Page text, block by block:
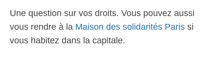
Une question sur vos droits. Vous pouvez aussi
vous rendre à la Maison des solidarités Paris si
vous habitez dans la capitale.